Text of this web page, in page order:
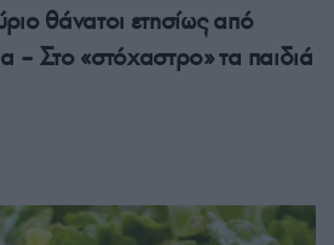
θάνατοι ετησίως από
– Στο «στόχαστρο» τα παιδιά